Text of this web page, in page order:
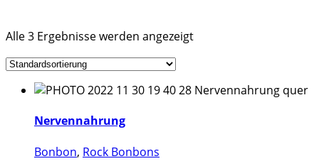
Alle 3 Ergebnisse werden angezeigt
Nervennahrung
Bonbon, Rock Bonbons